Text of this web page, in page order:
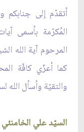
أتقدّم إلى جنابكم
المُكرّمة بأسمى
المرحوم آية الله
كما أعزّي كافّة
والتقيّة وأسأل الله
السيّد علي الخامنئي